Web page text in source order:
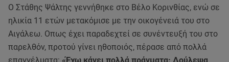
Ο Στάθης Ψάλτης γεννήθηκε στο Βέλο Κορινθίας, ενώ σε
ηλικία 11 ετών μετακόμισε με την οικογένειά του στο
Αιγάλεω. Οπως έχει παραδεχτεί σε συνέντευξή του στο
παρελθόν, προτού γίνει ηθοποιός, πέρασε από πολλά